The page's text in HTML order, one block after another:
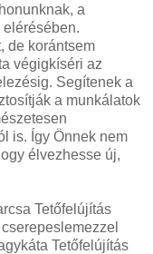
a
de korántsem
végigkíséri az
Segítenek a
a munkálatok
is. Így Önnek nem
élvezhesse új,
Tetőfelújítás
Tetőfelújítás